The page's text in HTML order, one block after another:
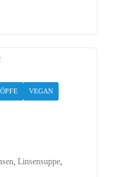
VEGAN
, Linsensuppe,